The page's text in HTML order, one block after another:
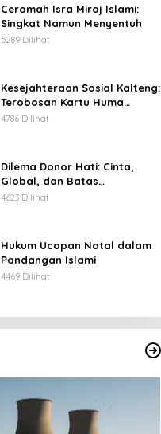
Ceramah Isra Miraj Islami:
Singkat Namun Menyentuh
5289 Dilihat
Kesejahteraan Sosial Kalteng:
Terobosan Kartu Huma
Betang
4786 Dilihat
Dilema Donor Hati: Cinta,
Global, dan Batas
Pengorbanan
4623 Dilihat
Hukum Ucapan Natal dalam
Pandangan Islami
4469 Dilihat